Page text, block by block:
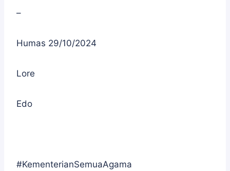
–
Humas 29/10/2024
Lore
Edo
#KementerianSemuaAgama